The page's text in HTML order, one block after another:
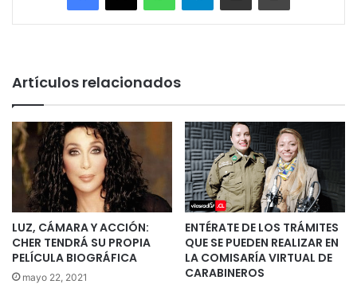
Artículos relacionados
LUZ, CÁMARA Y ACCIÓN:
CHER TENDRÁ SU PROPIA
PELÍCULA BIOGRÁFICA
mayo 22, 2021
ENTÉRATE DE LOS TRÁMITES
QUE SE PUEDEN REALIZAR EN
LA COMISARÍA VIRTUAL DE
CARABINEROS